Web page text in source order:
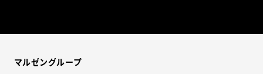
マルゼングループ